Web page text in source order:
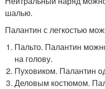
шалью.
Палантин с легкостью
Пальто. Палантин
на голову.
Пуховиком. Палантин
Деловым костюмом.